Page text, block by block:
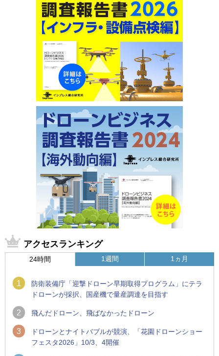
アクセスランキング
24時間
1
防衛装備庁「迎撃ドローン早期取得プログラム」にテラ
ドローンが採択、国産機で量産調達を目指す
2 飛んだドローン、飛ばなかったドローン
3
ドローンとナイトバブルが競演、「花園ドローンショー
フェスタ2026」10/3、4開催
1週間 1ヵ月